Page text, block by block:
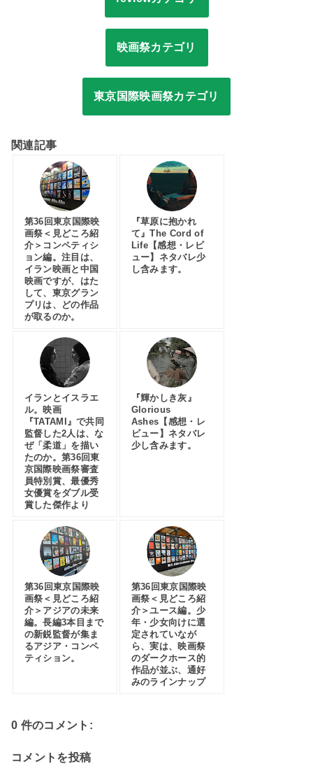
映画祭カテゴリ
東京国際映画祭カテゴリ
関連記事
第36回東京国際映
画祭＜見どころ紹
介＞コンペティシ
ョン編。注目は、
イラン映画と中国
映画ですが、はた
して、東京グラン
プリは、どの作品
が取るのか。
『草原に抱かれ
て』The Cord of
Life【感想・レビ
ュー】ネタバレ少
し含みます。
イランとイスラエ
ル。映画
『TATAMI』で共同
監督した2人は、な
ぜ「柔道」を描い
たのか。第36回東
京国際映画祭審査
員特別賞、最優秀
女優賞をダブル受
賞した傑作より
『輝かしき灰』
Glorious
Ashes【感想・レ
ビュー】ネタバレ
少し含みます。
第36回東京国際映
画祭＜見どころ紹
介＞アジアの未来
編。長編3本目まで
の新鋭監督が集ま
るアジア・コンペ
ティション。
第36回東京国際映
画祭＜見どころ紹
介＞ユース編。少
年・少女向けに選
定されていなが
ら、実は、映画祭
のダークホース的
作品が並ぶ、通好
みのラインナップ
0 件のコメント:
コメントを投稿